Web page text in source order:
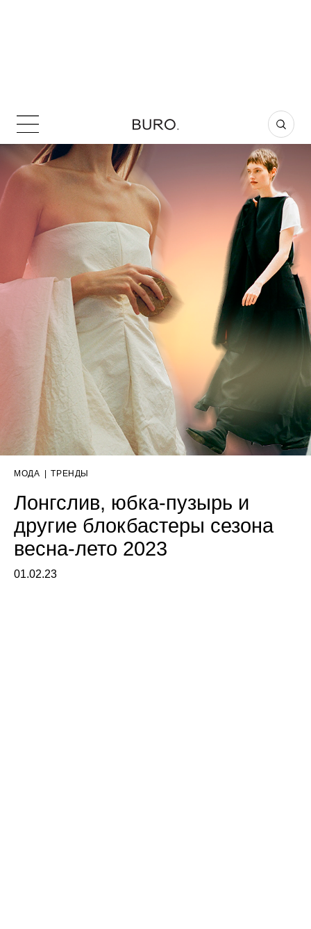
МОДА ТРЕНДЫ
Лонгслив, юбка-пузырь и
другие блокбастеры сезона
весна-лето 2023
01.02.23